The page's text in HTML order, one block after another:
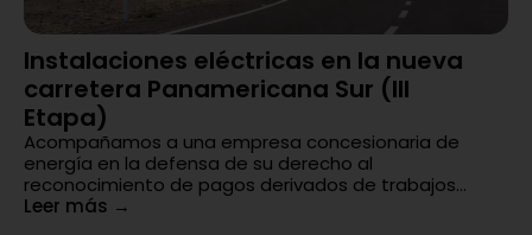
Instalaciones eléctricas en la nueva
carretera Panamericana Sur (III
Etapa)
Acompañamos a una empresa concesionaria de
energía en la defensa de su derecho al
reconocimiento de pagos derivados de trabajos...
Leer más →